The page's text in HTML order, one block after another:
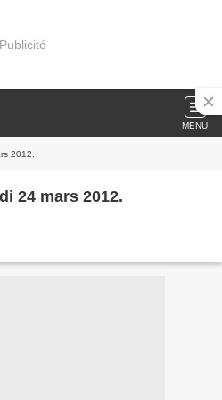
Publicité
MENU
2012.
24 mars 2012.